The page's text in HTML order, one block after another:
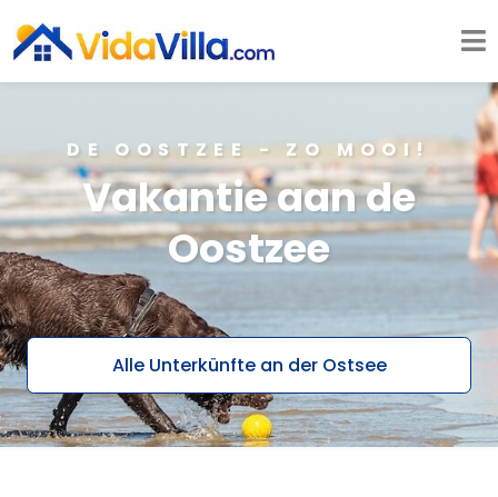
DE OOSTZEE - ZO MOOI!
Vakantie aan de
Oostzee
Alle Unterkünfte an der Ostsee